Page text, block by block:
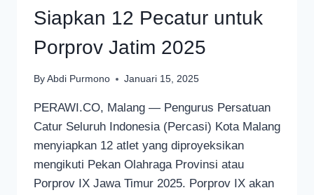
Siapkan 12 Pecatur untuk
Porprov Jatim 2025
By Abdi Purmono Januari 15, 2025
PERAWI.CO, Malang — Pengurus Persatuan
Catur Seluruh Indonesia (Percasi) Kota Malang
menyiapkan 12 atlet yang diproyeksikan
mengikuti Pekan Olahraga Provinsi atau
Porprov IX Jawa Timur 2025. Porprov IX akan